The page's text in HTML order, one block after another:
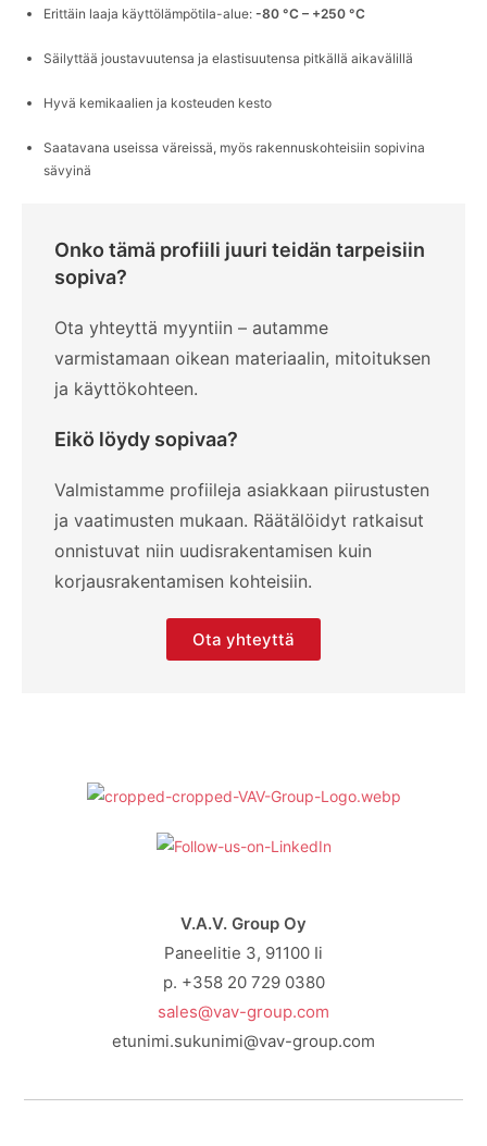
Erittäin laaja käyttölämpötila-alue: -80 °C – +250 °C
Säilyttää joustavuutensa ja elastisuutensa pitkällä aikavälillä
Hyvä kemikaalien ja kosteuden kesto
Saatavana useissa väreissä, myös rakennuskohteisiin sopivina
sävyinä
Onko tämä profiili juuri teidän tarpeisiin
sopiva?
Ota yhteyttä myyntiin – autamme
varmistamaan oikean materiaalin, mitoituksen
ja käyttökohteen.
Eikö löydy sopivaa?
Valmistamme profiileja asiakkaan piirustusten
ja vaatimusten mukaan. Räätälöidyt ratkaisut
onnistuvat niin uudisrakentamisen kuin
korjausrakentamisen kohteisiin.
Ota yhteyttä
V.A.V. Group Oy
Paneelitie 3, 91100 Ii
p. +358 20 729 0380
sales@vav-group.com
etunimi.sukunimi@vav-group.com